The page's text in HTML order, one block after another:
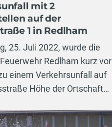
mit 2
auf der
1 in Redlham
25. Juli 2022, wurde die
Redlham kurz vor
einem Verkehrsunfall auf
Höhe der Ortschaft…